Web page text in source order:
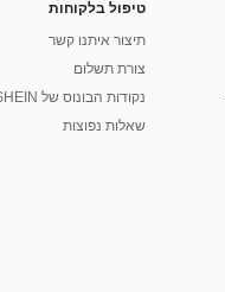
טיפול בלקוחות
תיצור איתנו קשר
צורת תשלום
נקודות הבונוס של SHEIN
שאלות נפוצות